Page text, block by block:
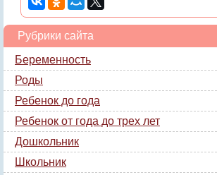
Рубрики сайта
Беременность
Роды
Ребенок до года
Ребенок от года до трех лет
Дошкольник
Школьник